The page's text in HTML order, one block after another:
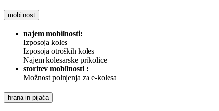
mobilnost
najem mobilnosti:
Izposoja koles
Izposoja otroških koles
Najem kolesarske prikolice
storitev mobilnosti :
Možnost polnjenja za e-kolesa
hrana in pijača